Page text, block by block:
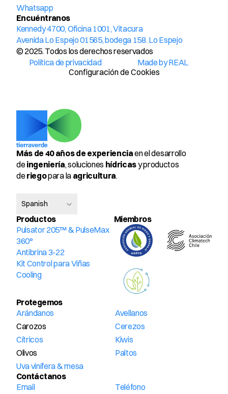
Whatsapp
Encuéntranos
Kennedy 4700, Oficina 1001, Vitacura
Avenida Lo Espejo 01565, bodega 158. Lo Espejo
© 2025. Todos los derechos reservados
Política de privacidad
Made by REAL
Configuración de Cookies
Más de 40 años de experiencia en el desarrollo
de ingeniería, soluciones hídricas y productos
de riego para la agricultura.
Spanish
Productos
Pulsator 205™ & PulseMax
360°
Antibrina 3-22
Kit Control para Viñas
Cooling
Miembros
Protegemos
Arándanos
Avellanos
Carozos
Cerezos
Cítricos
Kiwis
Olivos
Paltos
Uva vinífera & mesa
Contáctanos
Email
Teléfono